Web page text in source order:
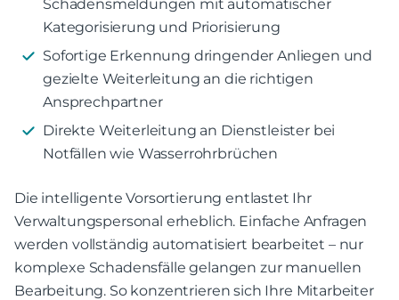
Schadensmeldungen mit automatischer
Kategorisierung und Priorisierung
Sofortige Erkennung dringender Anliegen und
gezielte Weiterleitung an die richtigen
Ansprechpartner
Direkte Weiterleitung an Dienstleister bei
Notfällen wie Wasserrohrbrüchen
Die intelligente Vorsortierung entlastet Ihr
Verwaltungspersonal erheblich. Einfache Anfragen
werden vollständig automatisiert bearbeitet – nur
komplexe Schadensfälle gelangen zur manuellen
Bearbeitung. So konzentrieren sich Ihre Mitarbeiter